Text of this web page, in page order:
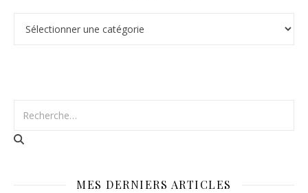
MES DERNIERS ARTICLES